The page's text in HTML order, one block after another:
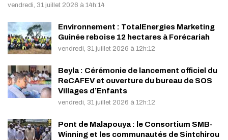
vendredi, 31 juillet 2026 à 14h:14
Environnement : TotalEnergies Marketing
Guinée reboise 12 hectares à Forécariah
vendredi, 31 juillet 2026 à 12h:12
Beyla : Cérémonie de lancement officiel du
ReCAFEV et ouverture du bureau de SOS
Villages d’Enfants
vendredi, 31 juillet 2026 à 12h:12
Pont de Malapouya : le Consortium SMB-
Winning et les communautés de Sintchirou